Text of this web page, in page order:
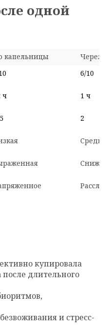
одной
капельницы
Через 3
ч 1 ч
2
купировала
длительного
и стресс-